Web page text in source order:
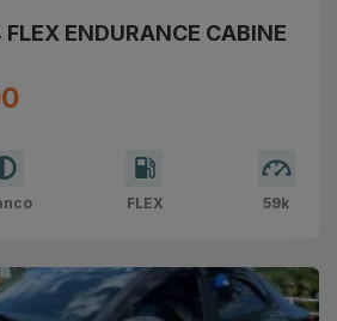
ENDURANCE CABINE
FLEX 59k